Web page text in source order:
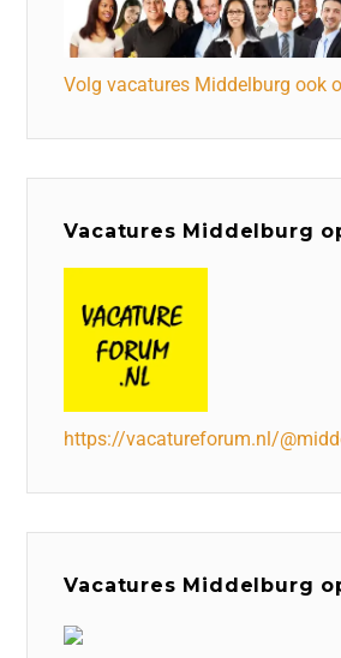
Volg vacatures Middelburg ook
Vacatures Middelburg
https://vacatureforum.nl/
Vacatures Middelburg